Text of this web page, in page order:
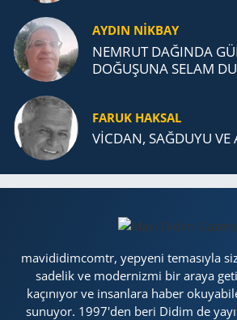
AYDIN NİKBAY
NEMRUT DAĞINDA
DOĞUŞUNA SELAM
FARUK HAKSAL
VİCDAN, SAĞ­DU­YU VE
mavididimcomtr, yepyeni temasıyla
sadelik ve modernizmi bir araya
kaçınıyor ve insanlara haber
sunuyor. 1997'den beri Didim de